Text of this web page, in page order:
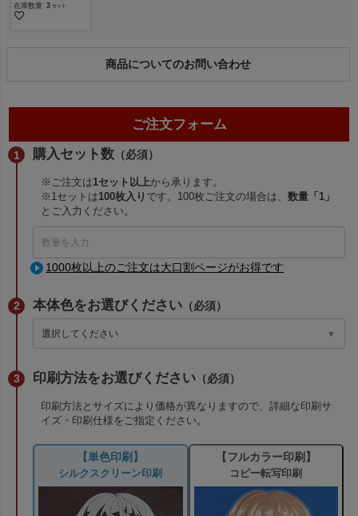
在庫数量 3
商品についてのお問い合わせ
ご注文フォーム
購入セット数 （必須）
※ご注文は1セット以上から承ります。
※1セットは100枚入り です。100枚ご注文の場合は、数量「1」
とご入力ください。
1000枚以上のご注文は大口割ページがお得です
本体色をお選びください （必須）
印刷方法をお選びください （必須）
印刷方法とサイズにより価格が異なりますので、詳細な印刷サ
イズ・印刷仕様をご指定ください。
【単色印刷】
シルクスクリーン印刷
【フルカラー印刷】
コピー転写印刷